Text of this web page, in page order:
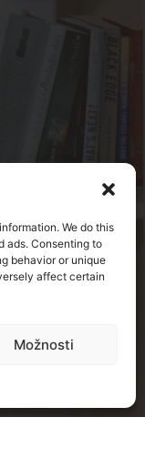
We do this
ads. Consenting to
behavior or unique
affect certain
Možnosti